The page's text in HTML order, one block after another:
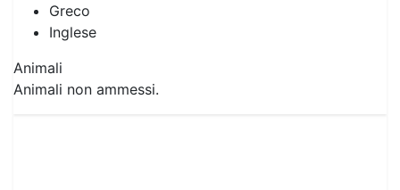
Greco
Inglese
Animali
Animali non ammessi.